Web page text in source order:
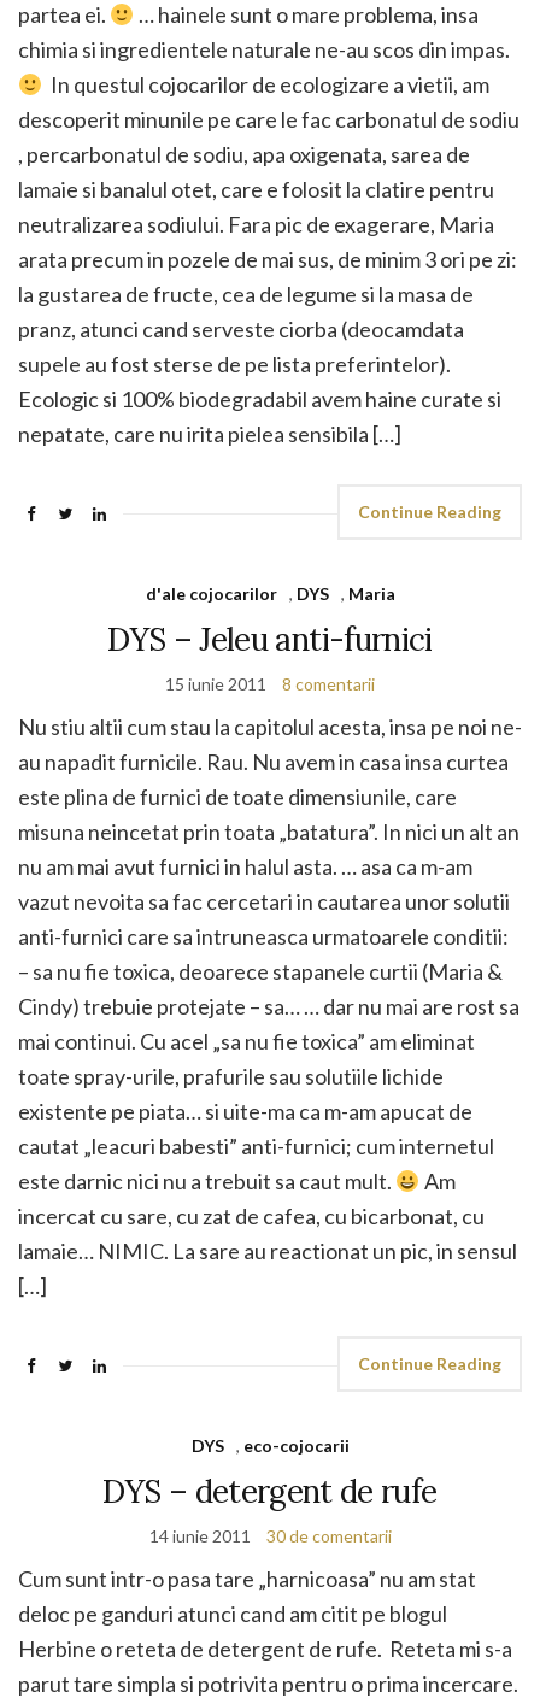
partea ei.
… hainele sunt o mare problema, insa
chimia si ingredientele naturale ne-au scos din impas.
In questul cojocarilor de ecologizare a vietii, am
descoperit minunile pe care le fac carbonatul de sodiu
, percarbonatul de sodiu, apa oxigenata, sarea de
lamaie si banalul otet, care e folosit la clatire pentru
neutralizarea sodiului. Fara pic de exagerare, Maria
arata precum in pozele de mai sus, de minim 3 ori pe zi:
la gustarea de fructe, cea de legume si la masa de
pranz, atunci cand serveste ciorba (deocamdata
supele au fost sterse de pe lista preferintelor).
Ecologic si 100% biodegradabil avem haine curate si
nepatate, care nu irita pielea sensibila […]
Continue Reading
d'ale cojocarilor , DYS , Maria
DYS – Jeleu anti-furnici
15 iunie 2011 8 comentarii
Nu stiu altii cum stau la capitolul acesta, insa pe noi ne-
au napadit furnicile. Rau. Nu avem in casa insa curtea
este plina de furnici de toate dimensiunile, care
misuna neincetat prin toata „batatura”. In nici un alt an
nu am mai avut furnici in halul asta. … asa ca m-am
vazut nevoita sa fac cercetari in cautarea unor solutii
anti-furnici care sa intruneasca urmatoarele conditii:
– sa nu fie toxica, deoarece stapanele curtii (Maria &
Cindy) trebuie protejate – sa… … dar nu mai are rost sa
mai continui. Cu acel „sa nu fie toxica” am eliminat
toate spray-urile, prafurile sau solutiile lichide
existente pe piata… si uite-ma ca m-am apucat de
cautat „leacuri babesti” anti-furnici; cum internetul
este darnic nici nu a trebuit sa caut mult.
Am
incercat cu sare, cu zat de cafea, cu bicarbonat, cu
lamaie… NIMIC. La sare au reactionat un pic, in sensul
[…]
Continue Reading
DYS , eco-cojocarii
DYS – detergent de rufe
14 iunie 2011 30 de comentarii
Cum sunt intr-o pasa tare „harnicoasa” nu am stat
deloc pe ganduri atunci cand am citit pe blogul
Herbine o reteta de detergent de rufe. Reteta mi s-a
parut tare simpla si potrivita pentru o prima incercare.